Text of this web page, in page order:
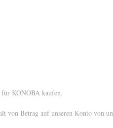
für KONOBA kaufen.
von Betrag auf unseren Konto von